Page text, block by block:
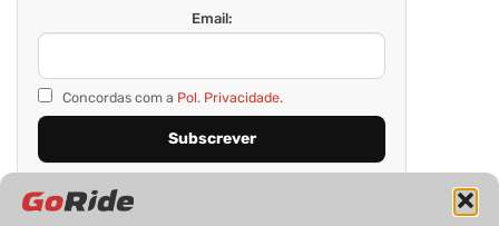
Email:
Concordas com a Pol. Privacidade.